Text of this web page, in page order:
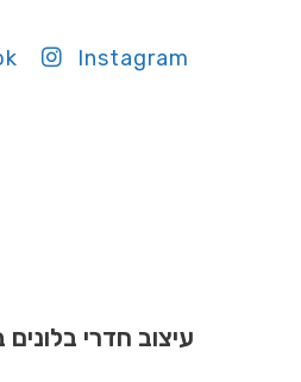
Instagram
עיצוב חדרי